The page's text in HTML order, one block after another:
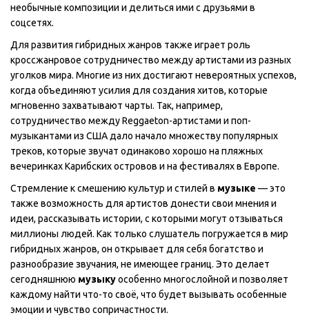
необычные композиции и делиться ими с друзьями в
соцсетях.
Для развития гибридных жанров также играет роль
кроссжанровое сотрудничество между артистами из разных
уголков мира. Многие из них достигают невероятных успехов,
когда объединяют усилия для создания хитов, которые
мгновенно захватывают чарты. Так, например,
сотрудничество между Reggaeton-артистами и поп-
музыкантами из США дало начало множеству популярных
треков, которые звучат одинаково хорошо на пляжных
вечеринках Карибских островов и на фестивалях в Европе.
Стремление к смешению культур и стилей в музыке — это
также возможность для артистов донести свои мнения и
идеи, рассказывать истории, с которыми могут отзываться
миллионы людей. Как только слушатель погружается в мир
гибридных жанров, он открывает для себя богатство и
разнообразие звучания, не имеющее границ. Это делает
сегодняшнюю музыкуособенно многослойной и позволяет
каждому найти что-то своё, что будет вызывать особенные
эмоции и чувство сопричастности.